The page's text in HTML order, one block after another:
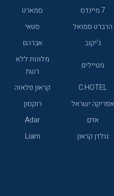
7 מיינדס
סמארט
הרברט סמואל
סטאי
ג'יקוב
אברהם
מטיילים
מלונות ללא
רשת
C HOTEL
קראון פלאזה
אפריקה ישראל
רוקסון
אדם
Adar
גולדן קראון
Liam